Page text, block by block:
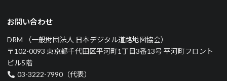
お問い合わせ
DRM （一般財団法人 日本デジタル道路地図協会）
〒102-0093 東京都千代田区平河町1丁目3番13号 平河町フロント
ビル5階
03-3222-7990（代表）